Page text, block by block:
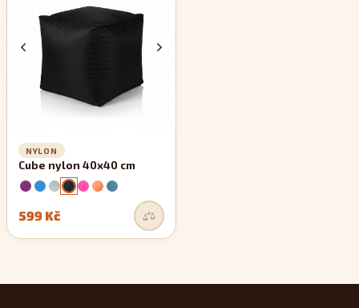
zachovávají si své rovné linie.
NYLON
Cube nylon 40x40 cm
599 Kč